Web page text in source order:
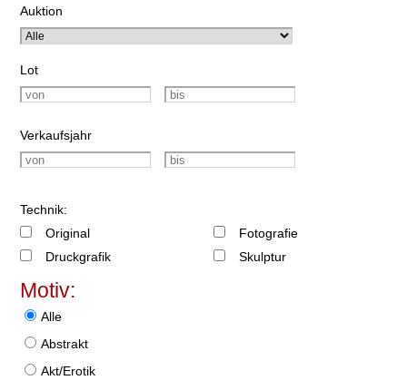
Auktion
Lot
Verkaufsjahr
Technik:
Original
Druckgrafik
Fotografie
Skulptur
Motiv:
Alle
Abstrakt
Akt/Erotik